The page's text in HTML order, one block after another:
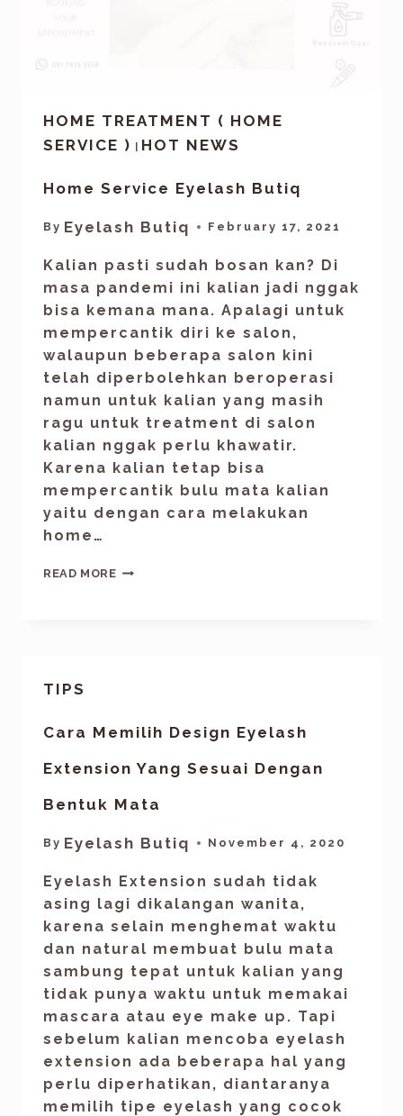
HOME TREATMENT ( HOME
SERVICE )
HOT NEWS
Home Service Eyelash Butiq
By Eyelash Butiq February 17, 2021
Kalian pasti sudah bosan kan? Di
masa pandemi ini kalian jadi nggak
bisa kemana mana. Apalagi untuk
mempercantik diri ke salon,
walaupun beberapa salon kini
telah diperbolehkan beroperasi
namun untuk kalian yang masih
ragu untuk treatment di salon
kalian nggak perlu khawatir.
Karena kalian tetap bisa
mempercantik bulu mata kalian
yaitu dengan cara melakukan
home…
READ MORE
TIPS
Cara Memilih Design Eyelash
Extension Yang Sesuai Dengan
Bentuk Mata
By Eyelash Butiq November 4, 2020
Eyelash Extension sudah tidak
asing lagi dikalangan wanita,
karena selain menghemat waktu
dan natural membuat bulu mata
sambung tepat untuk kalian yang
tidak punya waktu untuk memakai
mascara atau eye make up. Tapi
sebelum kalian mencoba eyelash
extension ada beberapa hal yang
perlu diperhatikan, diantaranya
memilih tipe eyelash yang cocok